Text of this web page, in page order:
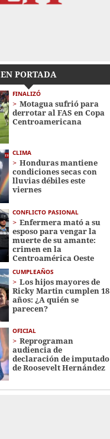
EN PORTADA
FINALIZÓ
Motagua sufrió para
derrotar al FAS en Copa
Centroamericana
CLIMA
Honduras mantiene
condiciones secas con
lluvias débiles este
viernes
CONFLICTO PASIONAL
Enfermera mató a su
esposo para vengar la
muerte de su amante:
crimen en la
Centroamérica Oeste
CUMPLEAÑOS
Los hijos mayores de
Ricky Martin cumplen 18
años: ¿A quién se
parecen?
OFICIAL
Reprograman
audiencia de
declaración de imputado
de Roosevelt Hernández